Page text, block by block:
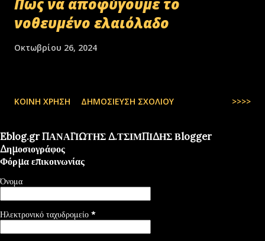
νοθευμένο ελαιόλαδο
Οκτωβρίου 26, 2024
ΚΟΙΝΉ ΧΡΉΣΗ ΔΗΜΟΣΊΕΥΣΗ ΣΧΟΛΊΟΥ >>>>
Eblog.gr ΠΑΝΑΓΙΩΤΗΣ Δ.ΤΣΙΜΠΙΔΗΣ Βlogger
Δημοσιογράφος
Φόρμα επικοινωνίας
Όνομα
Ηλεκτρονικό ταχυδρομείο *